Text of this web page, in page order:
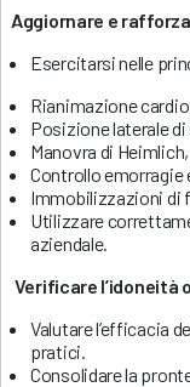
Aggiornare e
Esercitarsi nelle
Rianimazione
Posizione laterale
Manovra di Heimlich,
Controllo emorragie
Immobilizzazioni di
Utilizzare
aziendale.
Verificare l’idoneità
Valutare l’efficacia
pratici.
Consolidare la